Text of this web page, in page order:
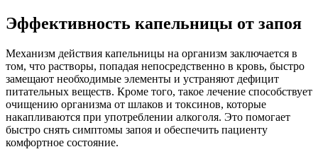
Эффективность капельницы от запоя
Механизм действия капельницы на организм заключается в
том, что растворы, попадая непосредственно в кровь, быстро
замещают необходимые элементы и устраняют дефицит
питательных веществ. Кроме того, такое лечение способствует
очищению организма от шлаков и токсинов, которые
накапливаются при употреблении алкоголя. Это помогает
быстро снять симптомы запоя и обеспечить пациенту
комфортное состояние.